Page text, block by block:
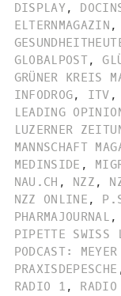
DISPLAY,
ELTERNMAGAZIN ,
GLOBALPOST,
GRÜNER KREIS
INFODROG, ITV ,
LEADING
LUZERNER
MANNSCHAFT
MEDINSIDE ,
NAU.CH , NZZ ,
NZZ ONLINE ,
PHARMAJOURNAL ,
PIPETTE SWISS
PODCAST:
PRAXISDEPESCHE
RADIO 1 ,